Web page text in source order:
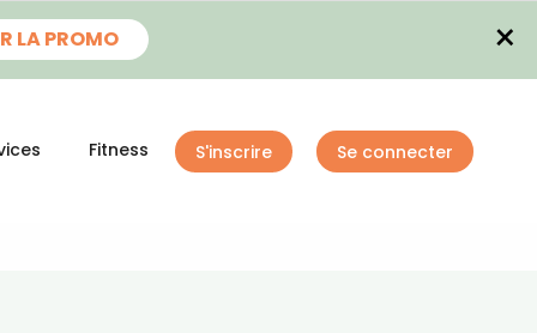
LA PROMO ×
Fitness S'inscrire Se connecter